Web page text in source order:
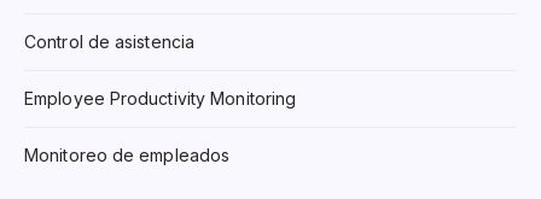
Control de asistencia
Employee Productivity Monitoring
Monitoreo de empleados